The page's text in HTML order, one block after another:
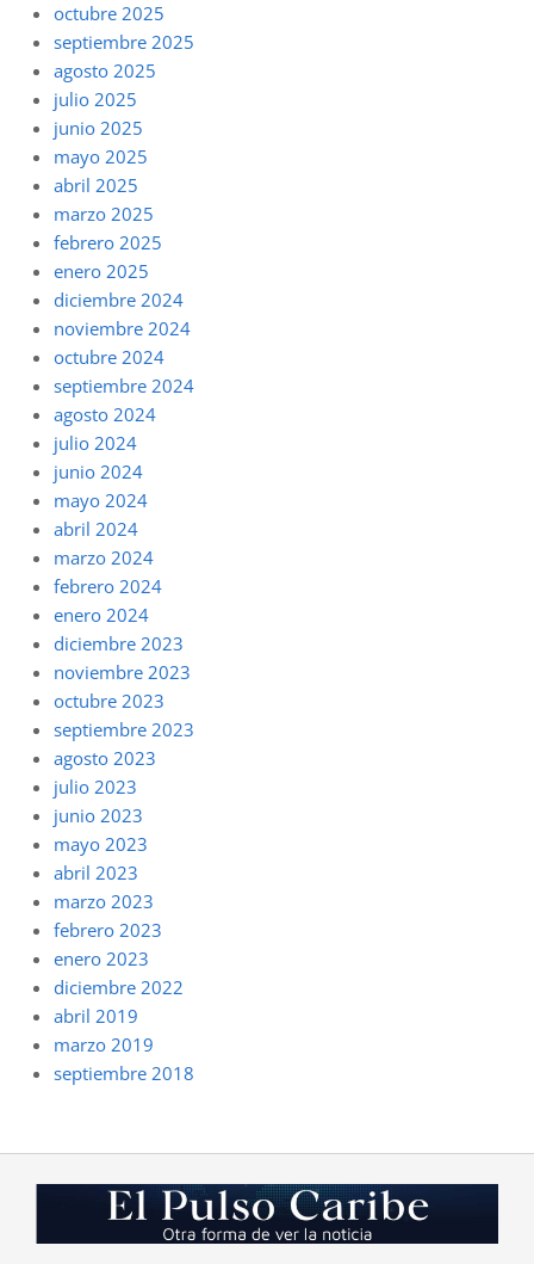
octubre 2025
septiembre 2025
agosto 2025
julio 2025
junio 2025
mayo 2025
abril 2025
marzo 2025
febrero 2025
enero 2025
diciembre 2024
noviembre 2024
octubre 2024
septiembre 2024
agosto 2024
julio 2024
junio 2024
mayo 2024
abril 2024
marzo 2024
febrero 2024
enero 2024
diciembre 2023
noviembre 2023
octubre 2023
septiembre 2023
agosto 2023
julio 2023
junio 2023
mayo 2023
abril 2023
marzo 2023
febrero 2023
enero 2023
diciembre 2022
abril 2019
marzo 2019
septiembre 2018